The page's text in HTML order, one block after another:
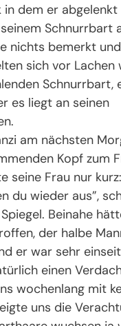
in dem er abgelenkt
Schnurrbart
nichts bemerkt
sich vor Lachen
Schnurrbart,
es liegt an seinen
am nächsten
Kopf zum
seine Frau nur
du wieder aus”,
Beinahe
der halbe
er war sehr
einen
wochenlang mit
uns die